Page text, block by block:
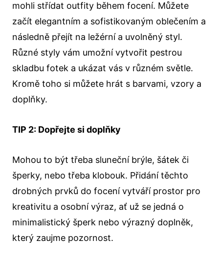
mohli střídat outfity během focení. Můžete
začít elegantním a sofistikovaným oblečením a
následně přejít na ležérní a uvolněný styl.
Různé styly vám umožní vytvořit pestrou
skladbu fotek a ukázat vás v různém světle.
Kromě toho si můžete hrát s barvami, vzory a
doplňky.
TIP 2: Dopřejte si doplňky
Mohou to být třeba sluneční brýle, šátek či
šperky, nebo třeba klobouk. Přidání těchto
drobných prvků do focení vytváří prostor pro
kreativitu a osobní výraz, ať už se jedná o
minimalistický šperk nebo výrazný doplněk,
který zaujme pozornost.